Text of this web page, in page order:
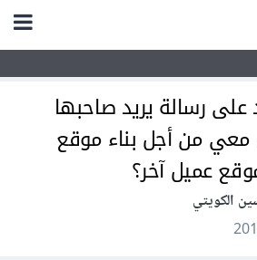
على رسالة يريد صاحبها
معي من أجل بناء موقع
عميل آخر؟
الكويتي